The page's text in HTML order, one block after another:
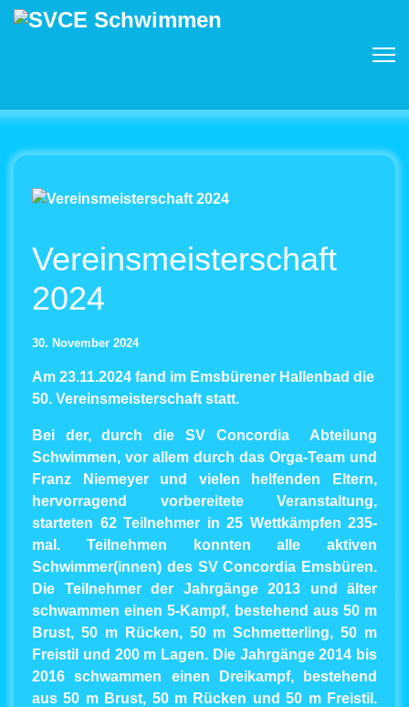
Vereinsmeisterschaft
2024
30. November 2024
Am 23.11.2024 fand im Emsbürener Hallenbad die
50. Vereinsmeisterschaft statt.
Bei der, durch die SV Concordia Abteilung
Schwimmen, vor allem durch das Orga-Team und
Franz Niemeyer und vielen helfenden Eltern,
hervorragend vorbereitete Veranstaltung,
starteten 62 Teilnehmer in 25 Wettkämpfen 235-
mal. Teilnehmen konnten alle aktiven
Schwimmer(innen) des SV Concordia Emsbüren.
Die Teilnehmer der Jahrgänge 2013 und älter
schwammen einen 5-Kampf, bestehend aus 50 m
Brust, 50 m Rücken, 50 m Schmetterling, 50 m
Freistil und 200 m Lagen. Die Jahrgänge 2014 bis
2016 schwammen einen Dreikampf, bestehend
aus 50 m Brust, 50 m Rücken und 50 m Freistil.